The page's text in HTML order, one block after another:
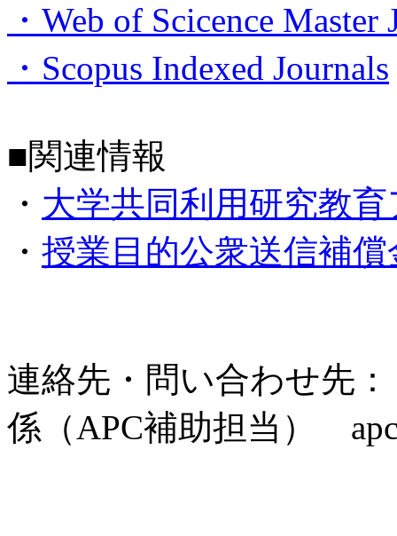
・Web of Scicence
・Scopus Indexed Journals
■関連情報
・ 大学共同利用研究教
・ 授業目的公衆送信補
連絡先・問い合わせ先
係（APC補助担当）